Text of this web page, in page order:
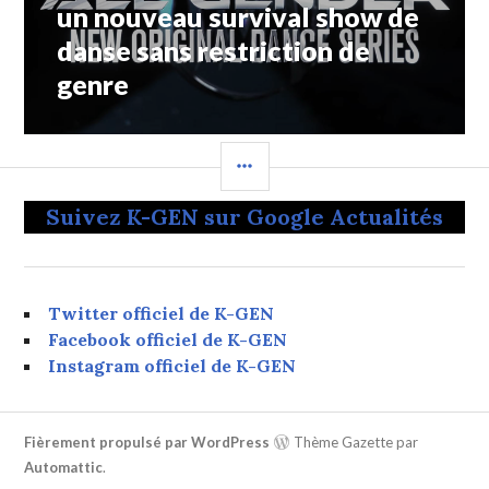
un nouveau survival show de
danse sans restriction de
genre
LATÉRALE
Suivez K-GEN sur Google Actualités
Twitter officiel de K-GEN
Facebook officiel de K-GEN
Instagram officiel de K-GEN
Fièrement propulsé par WordPress
Thème Gazette par
Automattic.